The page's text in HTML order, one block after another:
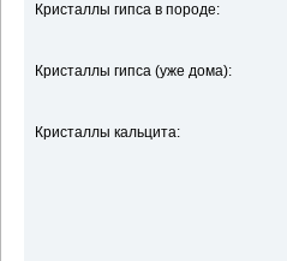
Кристаллы гипса в породе:
Кристаллы гипса (уже дома):
Кристаллы кальцита: